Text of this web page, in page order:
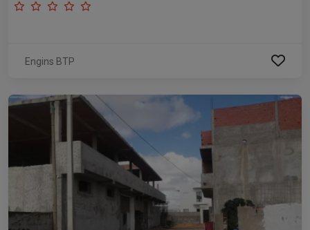
Engins BTP